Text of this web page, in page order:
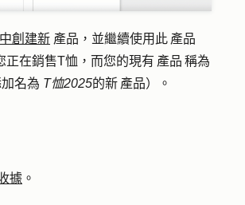
創建新 產品，並繼續使用此 產品
正在銷售T恤，而您的現有 產品 稱為
名為 T恤2025的新 產品）。
據 。